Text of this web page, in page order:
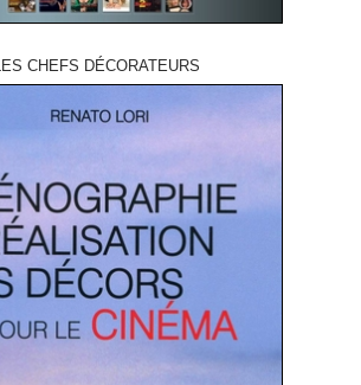
LES CHEFS DÉCORATEURS